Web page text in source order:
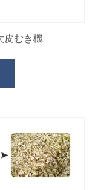
皮むき機